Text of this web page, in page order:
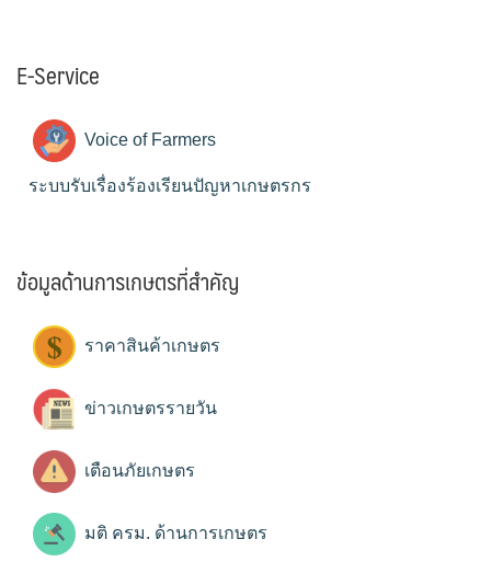
E-Service
Voice of Farmers
ระบบรับเรื่องร้องเรียนปัญหาเกษตรกร
ข้อมูลด้านการเกษตรที่สำคัญ
ราคาสินค้าเกษตร
ข่าวเกษตรรายวัน
เตือนภัยเกษตร
มติ ครม. ด้านการเกษตร